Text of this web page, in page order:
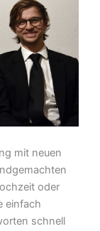
mit neuen
oder
einfach
schnell